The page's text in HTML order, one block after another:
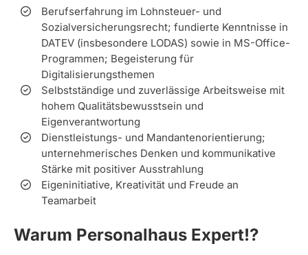
Berufserfahrung im Lohnsteuer- und
Sozialversicherungsrecht; fundierte Kenntnisse in
DATEV (insbesondere LODAS) sowie in MS-Office-
Programmen; Begeisterung für
Digitalisierungsthemen
Selbstständige und zuverlässige Arbeitsweise mit
hohem Qualitätsbewusstsein und
Eigenverantwortung
Dienstleistungs- und Mandantenorientierung;
unternehmerisches Denken und kommunikative
Stärke mit positiver Ausstrahlung
Eigeninitiative, Kreativität und Freude an
Teamarbeit
Warum Personalhaus Expert!?